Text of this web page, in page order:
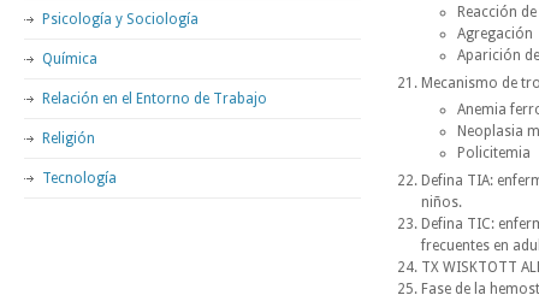
Reacción
Agregación
Aparición
Mecanismo de
Anemia
Neoplasia
Policitemia
Defina TIA:
niños.
Defina TIC:
frecuentes en
TX WISKTOTT
Fase de la
Psicología y Sociología
Química
Relación en el Entorno de Trabajo
Religión
Tecnología